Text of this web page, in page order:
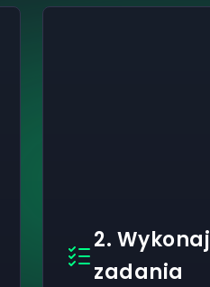
2. Wykonaj
zadania